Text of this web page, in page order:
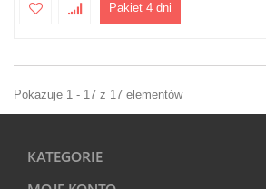
Pakiet 4 dni
Pokazuje 1 - 17 z 17 elementów
KATEGORIE